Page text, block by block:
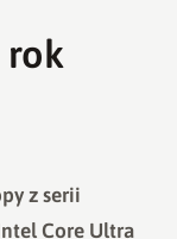
rok
z serii
Core Ultra